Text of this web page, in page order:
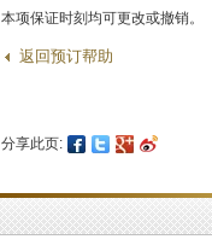
本项保证时刻均可更改或撤销。
返回预订帮助
分享此页: